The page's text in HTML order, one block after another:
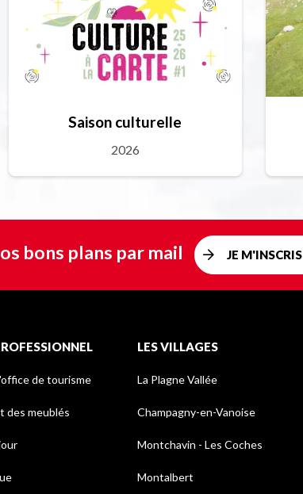
Saison culturelle
2026
bons plans par mail JE M'INSCRIS
de tourisme
des meublés
LES VILLAGES
La Plagne Vallée
Champagny-en-Vanoise
Montchavin - Les Coches
Montalbert